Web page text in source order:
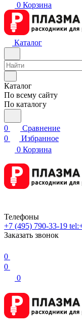
0 Корзина
Каталог
Каталог
По всему сайту
По каталогу
0
Сравнение
0
Избранное
0 Корзина
Телефоны
+7 (495) 790-33-19
Заказать звонок
0
0
0